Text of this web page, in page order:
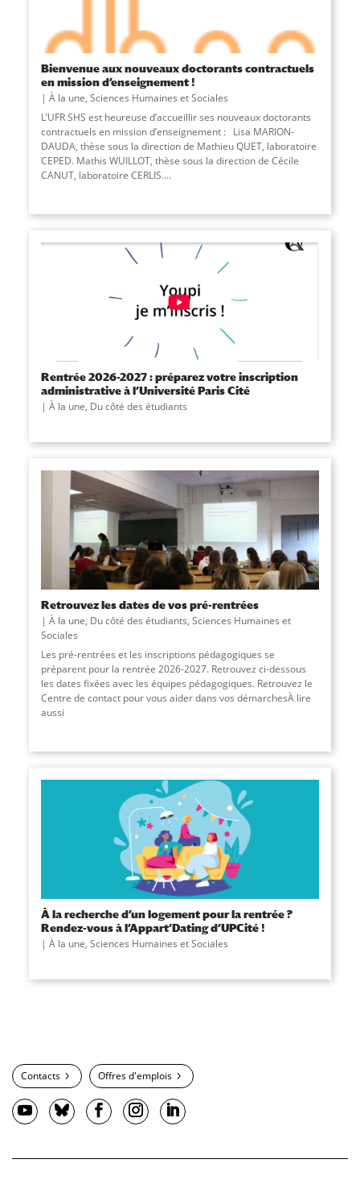
Bienvenue aux nouveaux doctorants contractuels
en mission d’enseignement !
À la une, Sciences Humaines et Sociales
L’UFR SHS est heureuse d’accueillir ses nouveaux doctorants
contractuels en mission d’enseignement : Lisa MARION-
DAUDA, thèse sous la direction de Mathieu QUET, laboratoire
CEPED. Mathis WUILLOT, thèse sous la direction de Cécile
CANUT, laboratoire CERLIS....
Rentrée 2026-2027 : préparez votre inscription
administrative à l’Université Paris Cité
À la une, Du côté des étudiants
Retrouvez les dates de vos pré-rentrées
À la une, Du côté des étudiants, Sciences Humaines et
Sociales
Les pré-rentrées et les inscriptions pédagogiques se
préparent pour la rentrée 2026-2027. Retrouvez ci-dessous
les dates fixées avec les équipes pédagogiques. Retrouvez le
Centre de contact pour vous aider dans vos démarchesÀ lire
aussi
À la recherche d’un logement pour la rentrée ?
Rendez-vous à l’Appart’Dating d’UPCité !
À la une, Sciences Humaines et Sociales
Contacts Offres d'emplois